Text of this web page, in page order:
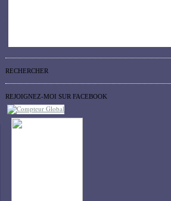
RECHERCHER
REJOIGNEZ-MOI SUR FACEBOOK